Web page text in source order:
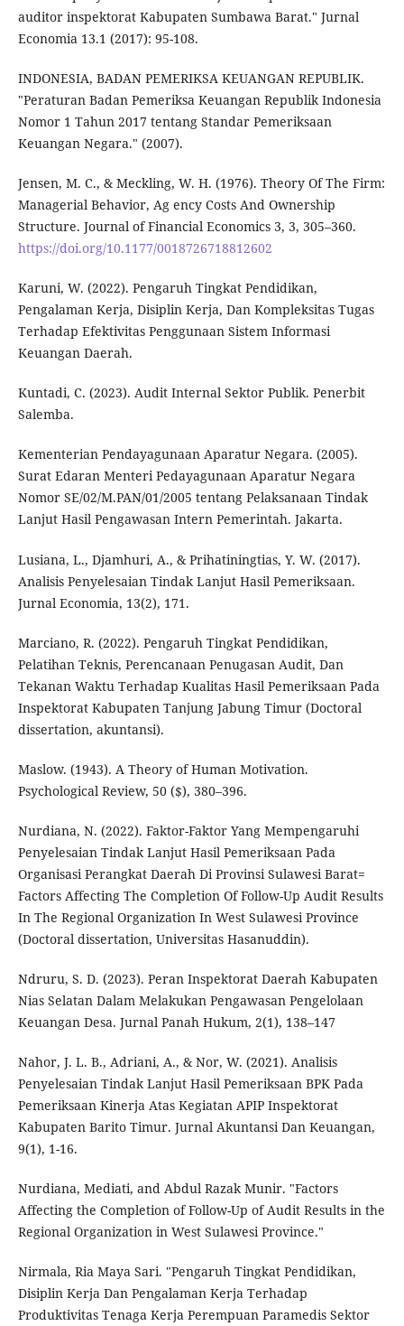
auditor inspektorat Kabupaten Sumbawa Barat." Jurnal
Economia 13.1 (2017): 95-108.
INDONESIA, BADAN PEMERIKSA KEUANGAN REPUBLIK.
"Peraturan Badan Pemeriksa Keuangan Republik Indonesia
Nomor 1 Tahun 2017 tentang Standar Pemeriksaan
Keuangan Negara." (2007).
Jensen, M. C., & Meckling, W. H. (1976). Theory Of The Firm:
Managerial Behavior, Ag ency Costs And Ownership
Structure. Journal of Financial Economics 3, 3, 305–360.
https://doi.org/10.1177/0018726718812602
Karuni, W. (2022). Pengaruh Tingkat Pendidikan,
Pengalaman Kerja, Disiplin Kerja, Dan Kompleksitas Tugas
Terhadap Efektivitas Penggunaan Sistem Informasi
Keuangan Daerah.
Kuntadi, C. (2023). Audit Internal Sektor Publik. Penerbit
Salemba.
Kementerian Pendayagunaan Aparatur Negara. (2005).
Surat Edaran Menteri Pedayagunaan Aparatur Negara
Nomor SE/02/M.PAN/01/2005 tentang Pelaksanaan Tindak
Lanjut Hasil Pengawasan Intern Pemerintah. Jakarta.
Lusiana, L., Djamhuri, A., & Prihatiningtias, Y. W. (2017).
Analisis Penyelesaian Tindak Lanjut Hasil Pemeriksaan.
Jurnal Economia, 13(2), 171.
Marciano, R. (2022). Pengaruh Tingkat Pendidikan,
Pelatihan Teknis, Perencanaan Penugasan Audit, Dan
Tekanan Waktu Terhadap Kualitas Hasil Pemeriksaan Pada
Inspektorat Kabupaten Tanjung Jabung Timur (Doctoral
dissertation, akuntansi).
Maslow. (1943). A Theory of Human Motivation.
Psychological Review, 50 ($), 380–396.
Nurdiana, N. (2022). Faktor-Faktor Yang Mempengaruhi
Penyelesaian Tindak Lanjut Hasil Pemeriksaan Pada
Organisasi Perangkat Daerah Di Provinsi Sulawesi Barat=
Factors Affecting The Completion Of Follow-Up Audit Results
In The Regional Organization In West Sulawesi Province
(Doctoral dissertation, Universitas Hasanuddin).
Ndruru, S. D. (2023). Peran Inspektorat Daerah Kabupaten
Nias Selatan Dalam Melakukan Pengawasan Pengelolaan
Keuangan Desa. Jurnal Panah Hukum, 2(1), 138–147
Nahor, J. L. B., Adriani, A., & Nor, W. (2021). Analisis
Penyelesaian Tindak Lanjut Hasil Pemeriksaan BPK Pada
Pemeriksaan Kinerja Atas Kegiatan APIP Inspektorat
Kabupaten Barito Timur. Jurnal Akuntansi Dan Keuangan,
9(1), 1-16.
Nurdiana, Mediati, and Abdul Razak Munir. "Factors
Affecting the Completion of Follow-Up of Audit Results in the
Regional Organization in West Sulawesi Province."
Nirmala, Ria Maya Sari. "Pengaruh Tingkat Pendidikan,
Disiplin Kerja Dan Pengalaman Kerja Terhadap
Produktivitas Tenaga Kerja Perempuan Paramedis Sektor